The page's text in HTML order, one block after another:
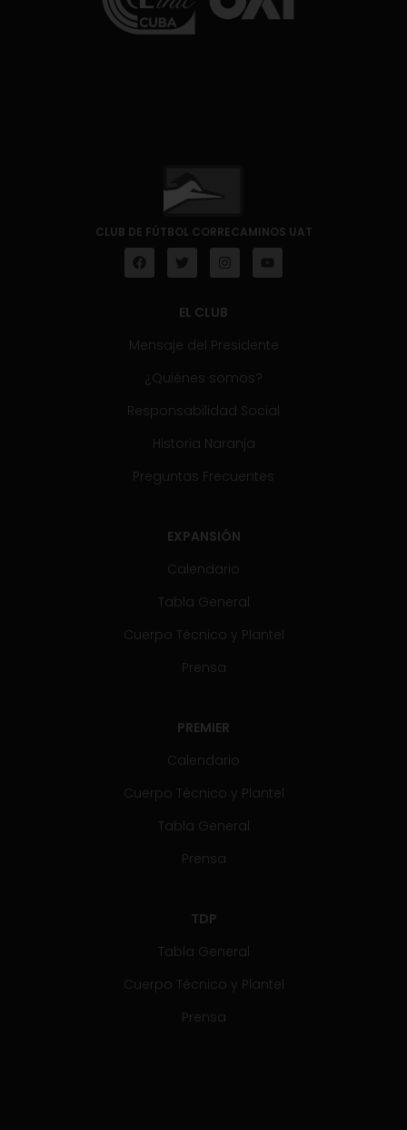
CLUB DE FÚTBOL CORRECAMINOS UAT
EL CLUB
Mensaje del Presidente
¿Quiénes somos?
Responsabilidad Social
Historia Naranja
Preguntas Frecuentes
EXPANSIÓN
Calendario
Tabla General
Cuerpo Técnico y Plantel
Prensa
PREMIER
Calendario
Cuerpo Técnico y Plantel
Tabla General
Prensa
TDP
Tabla General
Cuerpo Técnico y Plantel
Prensa